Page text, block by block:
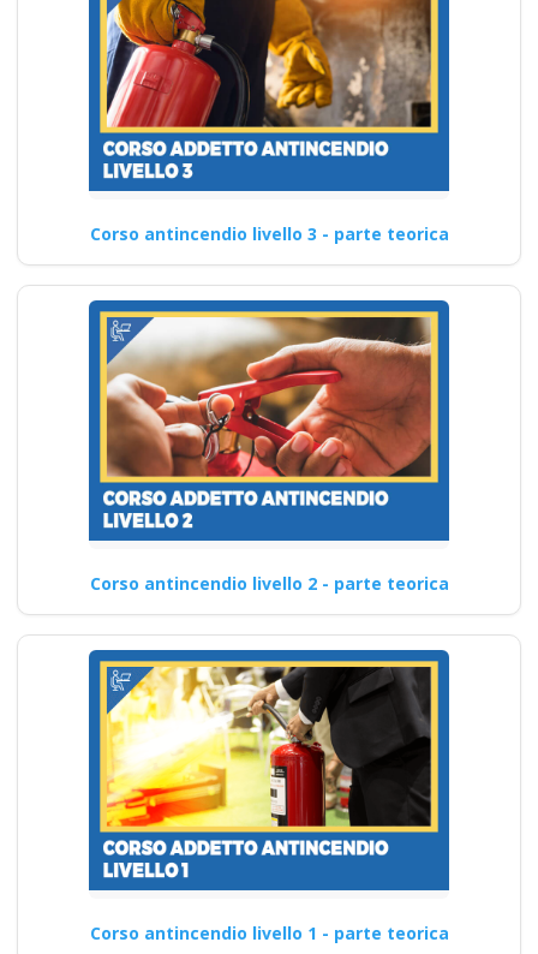
Corso antincendio livello 3 - parte teorica
Corso antincendio livello 2 - parte teorica
Corso antincendio livello 1 - parte teorica